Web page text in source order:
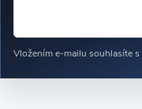
Vložením e-mailu souhlasíte s